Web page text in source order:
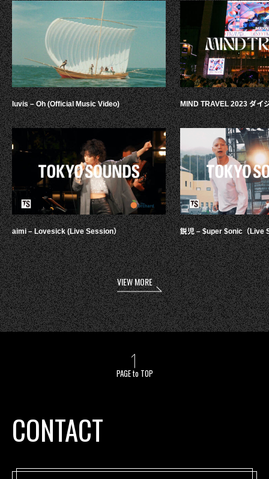
luvis – Oh (Official Music Video)
aimi – Lovesick (Live Session）
MIND TRAVEL 2023 ダイ
鋭児 – $uper $onic（Live
VIEW MORE
PAGE to TOP
CONTACT